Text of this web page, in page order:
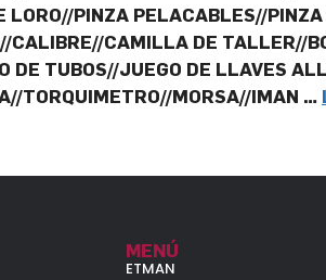
PINZA PELACABLES//
CALIBRE//CAMILLA DE TALLER//
DE TUBOS//JUEGO DE LLAVES
TORQUIMETRO//MORSA//IMAN …
MENÚ
ETMAN